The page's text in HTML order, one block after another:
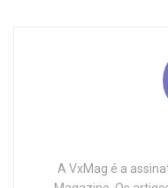
A VxMag é a